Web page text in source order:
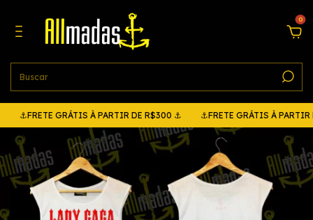
0
GRÁTIS À PARTIR DE R$300 ⚓ ⚓FRETE GRÁTIS À PARTIR DE